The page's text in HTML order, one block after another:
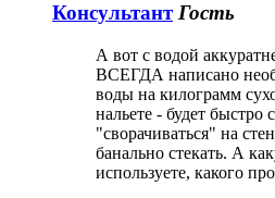
Консультант Гость
А вот с водой
ВСЕГДА написано
воды на килограмм
нальете - будет быстро
"сворачиваться" на
банально стекать. А
используете, какого